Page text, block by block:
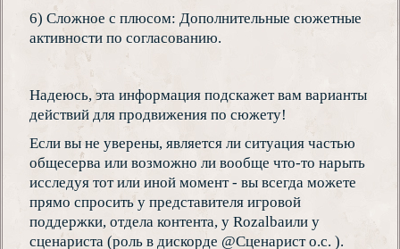
6) Сложное с плюсом: Дополнительные сюжетные
активности по согласованию.
Надеюсь, эта информация подскажет вам варианты
действий для продвижения по сюжету!
Если вы не уверены, является ли ситуация частью
общесерва или возможно ли вообще что-то нарыть
исследуя тот или иной момент - вы всегда можете
прямо спросить у представителя игровой
поддержки, отдела контента, у Rozalbaили у
сценариста (роль в дискорде @Сценарист о.с. ).